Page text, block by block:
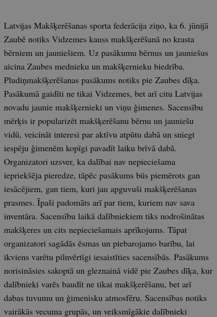
Latvijas Makšķerēšanas sporta federācija ziņo, ka 6. jūnijā
Zaubē notiks Vidzemes kauss makšķerēšanā no krasta
bērniem un jauniešiem. Uz pasākumu bērnus un jauniešus
aicina Zaubes mednieku un makšķernieku biedrība.
Pludiņmakšķerēšanas pasākums notiks pie Zaubes dīķa.
Pasākumā gaidīti ne tikai Vidzemes, bet arī citu Latvijas
novadu jaunie makšķernieki un viņu ģimenes. Sacensību
mērķis ir popularizēt makšķerēšanu bērnu un jauniešu
vidū, veicināt interesi par aktīvu atpūtu dabā un sniegt
iespēju ģimenēm kopīgi pavadīt laiku brīvā dabā.
Organizatori uzsver, ka dalībai nav nepieciešama
iepriekšēja pieredze, tāpēc pasākums būs piemērots gan
iesācējiem, gan tiem, kuri jau apguvuši makšķerēšanas
prasmes. Īpaši padomāts arī par tiem, kuriem nav sava
inventāra. Sacensību laikā dalībniekiem tiks nodrošinātas
makšķeres un cits nepieciešamais aprīkojums. Tāpat
organizatori sagādās ēsmas un piebarojamo barību, lai
ikviens varētu pilnvērtīgi iesaistīties sacensībās. Pasākums
norisināsies sakoptā un gleznainā vidē pie Zaubes dīķa, kur
dalībnieki varēs baudīt ne tikai makšķerēšanu, bet arī
dabas tuvumu un ģimenisku atmosfēru. Sacensības notiks
vairākās vecuma grupās, un veiksmīgākie dalībnieki